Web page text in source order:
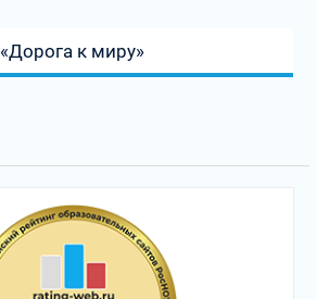
запись:
«Дорога к миру»